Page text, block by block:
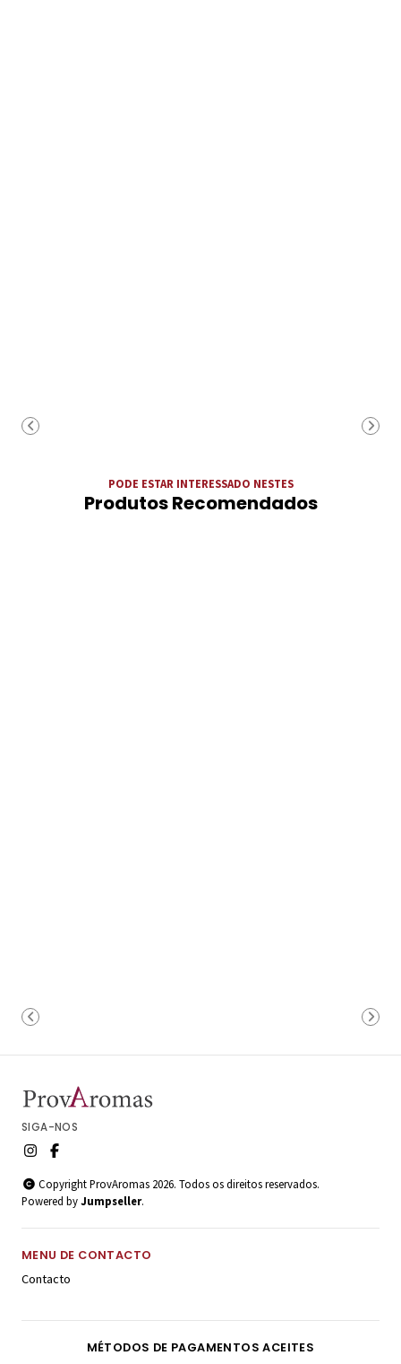
PODE ESTAR INTERESSADO NESTES
Produtos Recomendados
SIGA-NOS
Copyright ProvAromas 2026. Todos os direitos reservados.
Powered byJumpseller.
MENU DE CONTACTO
Contacto
MÉTODOS DE PAGAMENTOS ACEITES